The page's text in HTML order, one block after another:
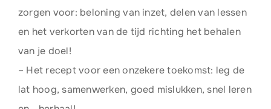
zorgen voor: beloning van inzet, delen van lessen
en het verkorten van de tijd richting het behalen
van je doel!
– Het recept voor een onzekere toekomst: leg de
lat hoog, samenwerken, goed mislukken, snel leren